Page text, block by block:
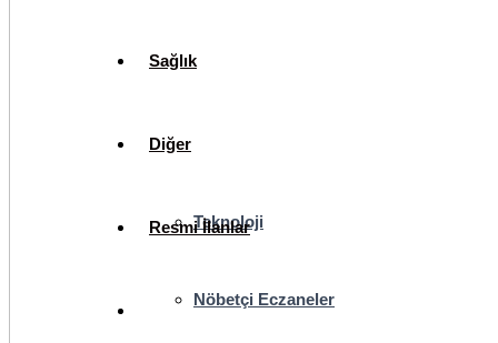
Sağlık
Diğer
Teknoloji
Nöbetçi Eczaneler
Resmi İlanlar